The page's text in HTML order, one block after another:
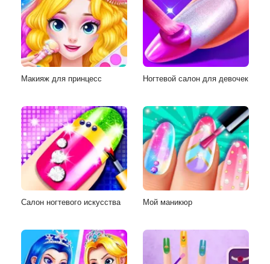
Макияж для принцесс Ногтевой салон для девочек
Салон ногтевого искусства Мой маникюр